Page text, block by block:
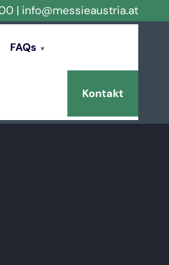
| info@messieaustria.at
FAQs
Kontakt